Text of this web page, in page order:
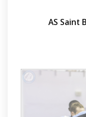
AS Saint